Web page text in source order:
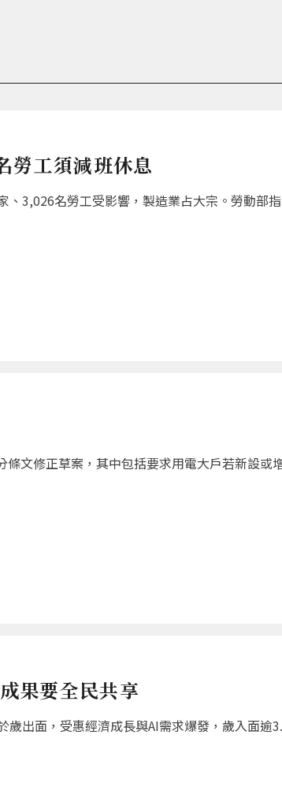
勞工須減班休息
3,026名勞工受影響，製造業占大宗。勞動部
文修正草案，其中包括要求用電大戶若新設或
果要全民共享
出面，受惠經濟成長與AI需求爆發，歲入面逾